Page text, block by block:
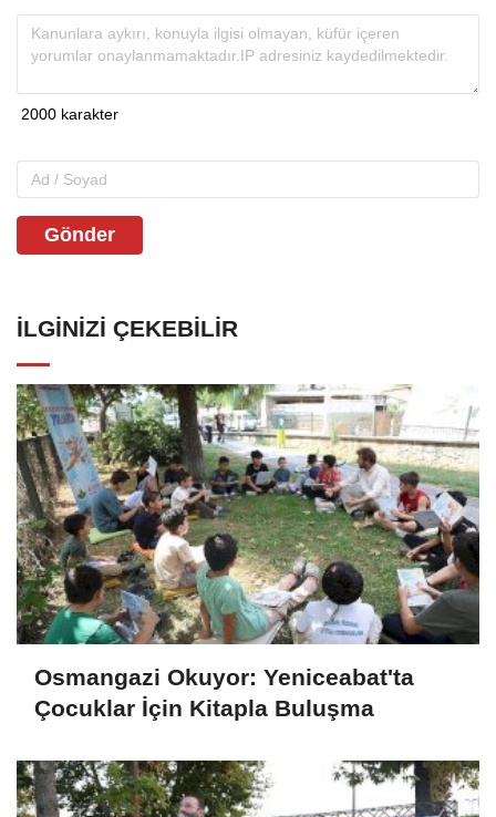
Gönder
İLGINIZI ÇEKEBILIR
Osmangazi Okuyor: Yeniceabat'ta
Çocuklar İçin Kitapla Buluşma